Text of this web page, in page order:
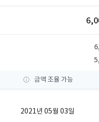
금액 조율 가능
2021년 05월 03일